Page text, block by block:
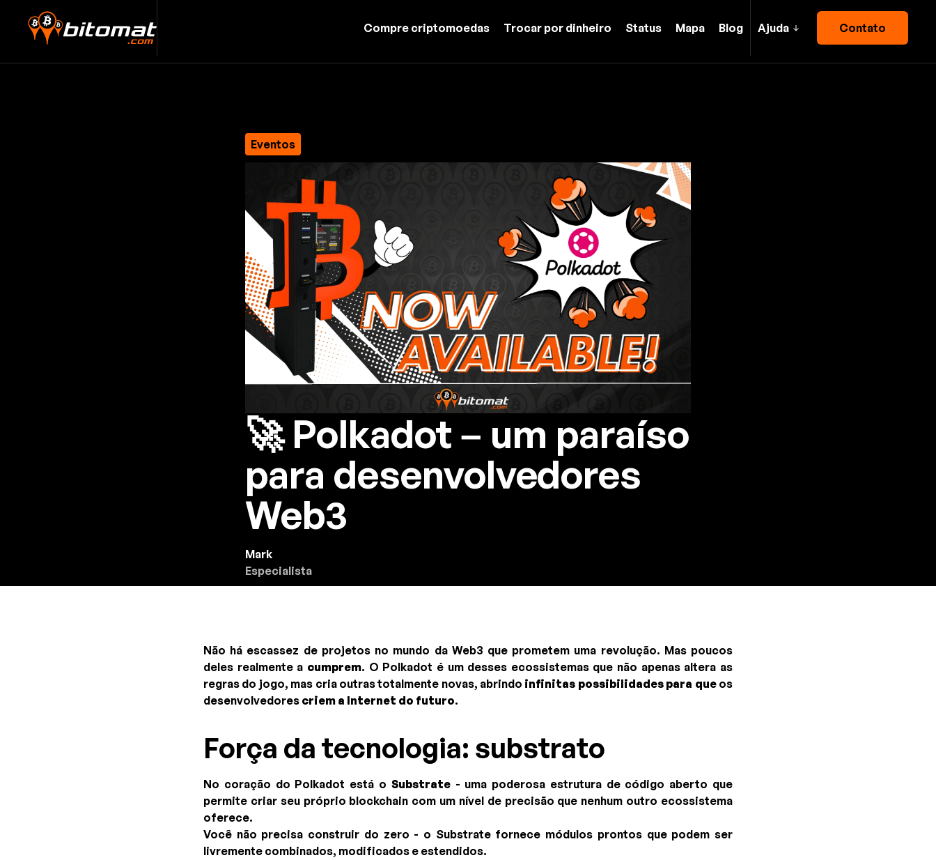
Compre criptomoedas Trocar por dinheiro Status Mapa Blog Ajuda Contato
Eventos
🚀 Polkadot – um paraíso
para desenvolvedores
Web3
Mark
Especialista
Não há escassez de projetos no mundo da Web3 que prometem uma revolução. Mas poucos
deles realmente a cumprem. O Polkadot é um desses ecossistemas que não apenas altera as
regras do jogo, mas cria outras totalmente novas, abrindo infinitas possibilidades para queos
desenvolvedores criem a Internet do futuro.
Força da tecnologia: substrato
No coração do Polkadot está o Substrate- uma poderosa estrutura de código aberto que
permite criar seu próprio blockchain com um nível de precisão que nenhum outro ecossistema
oferece.
Você não precisa construir do zero - o Substrate fornece módulos prontos que podem ser
livremente combinados, modificados e estendidos.